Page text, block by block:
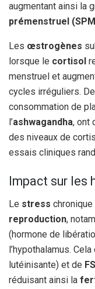
augmentant ainsi la
prémenstruel
Les œstrogènes
lorsque le cortisol
menstruel et
cycles irréguliers.
consommation de
l’ashwagandha, ont
des niveaux de
essais cliniques
Impact sur les
Le stress
reproduction,
(hormone de
l’hypothalamus.
lutéinisante) et de
réduisant ainsi la